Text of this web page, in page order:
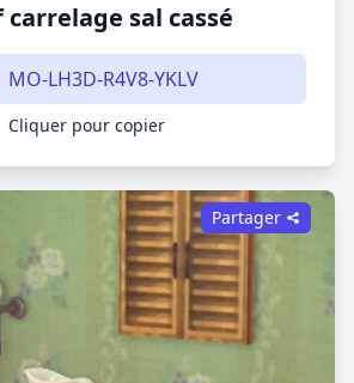
sal cassé
MO-LH3D-R4V8-YKLV
Cliquer pour copier
Partager